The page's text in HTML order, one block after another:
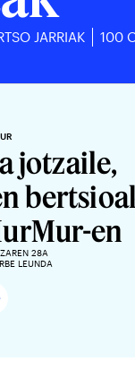
JARRIAK 100
jotzaile,
en
28A
LEUNDA